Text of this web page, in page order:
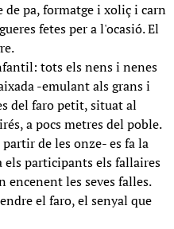
de pa, formatge i xoliç i carn
fetes per a l'ocasió. El
tots els nens i nenes
-emulant als grans i
del faro petit, situat al
a pocs metres del poble.
de les onze- es fa la
els participants els fallaires
encenent les seves falles.
el faro, el senyal que